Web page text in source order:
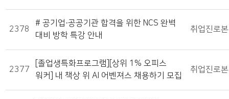
2378
# 공기업·공공기관 합격을 위한 NCS 완벽
대비 방학 특강 안내
취업진로
2377
[졸업생특화프로그램][상위 1% 오피스
워커] 내 책상 위 AI 어벤져스 채용하기 모집
취업진로